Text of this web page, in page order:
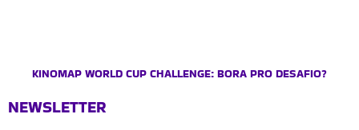
KINOMAP WORLD CUP CHALLENGE: BORA PRO DESAFIO?
NEWSLETTER